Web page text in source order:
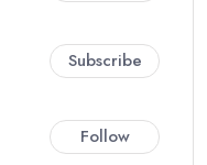
Subscribe
Follow